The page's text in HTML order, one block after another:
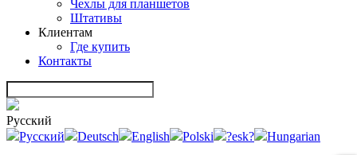
Чехлы для планшетов
Штативы
Клиентам
Где купить
Контакты
Русский
Русский
Deutsch English Polski ?esk?
Hungarian